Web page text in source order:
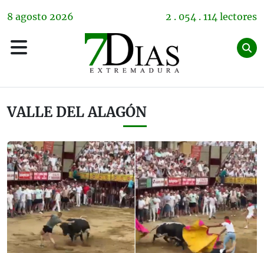
8 agosto 2026 2 . 054 . 114 lectores
VALLE DEL ALAGÓN